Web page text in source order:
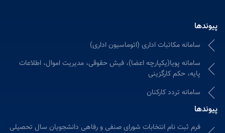
پیوندها
سامانه مکاتبات اداری (اتوماسیون اداری)
سامانه پویا(یکپارچه اعضا)، فیش حقوقی، مدیریت اموال، اطلاعات
پایه، حکم کارگزینی
سامانه تردد کارکنان
پیوندها
فرم ثبت نام انتخابات شورای صنفی و رفاهی دانشجویان سال تحصیلی